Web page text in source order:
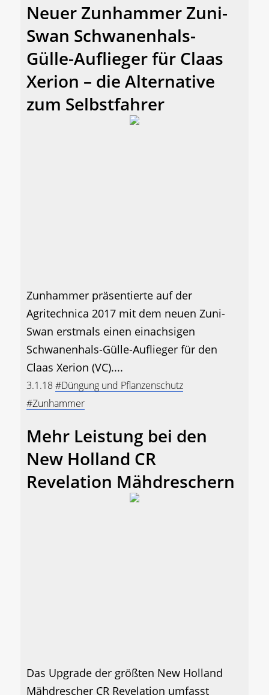
Neuer Zunhammer Zuni-
Swan Schwanenhals-
Gülle-Auflieger für Claas
Xerion – die Alternative
zum Selbstfahrer
Zunhammer präsentierte auf der
Agritechnica 2017 mit dem neuen Zuni-
Swan erstmals einen einachsigen
Schwanenhals-Gülle-Auflieger für den
Claas Xerion (VC)....
3.1.18#Düngung und Pflanzenschutz
#Zunhammer
Mehr Leistung bei den
New Holland CR
Revelation Mähdreschern
Das Upgrade der größten New Holland
Mähdrescher CR Revelation umfasst